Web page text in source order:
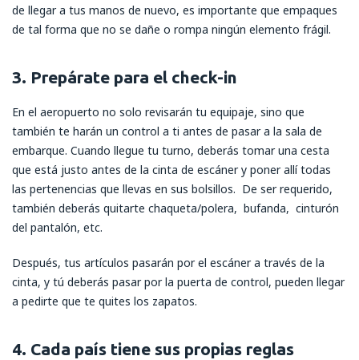
de llegar a tus manos de nuevo, es importante que empaques
de tal forma que no se dañe o rompa ningún elemento frágil.
3. Prepárate para el check-in
En el aeropuerto no solo revisarán tu equipaje, sino que
también te harán un control a ti antes de pasar a la sala de
embarque. Cuando llegue tu turno, deberás tomar una cesta
que está justo antes de la cinta de escáner y poner allí todas
las pertenencias que llevas en sus bolsillos. De ser requerido,
también deberás quitarte chaqueta/polera, bufanda, cinturón
del pantalón, etc.
Después, tus artículos pasarán por el escáner a través de la
cinta, y tú deberás pasar por la puerta de control, pueden llegar
a pedirte que te quites los zapatos.
4. Cada país tiene sus propias reglas